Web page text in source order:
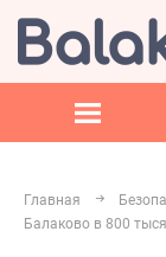
Главная
Балаково в 800